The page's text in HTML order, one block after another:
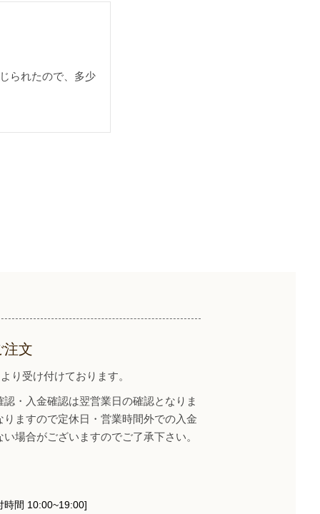
られたので、多少
注文
り受け付けております。
・入金確認は翌営業日の確認となりま
ますので定休日・営業時間外での入金
場合がございますのでご了承下さい。
間 10:00~19:00]